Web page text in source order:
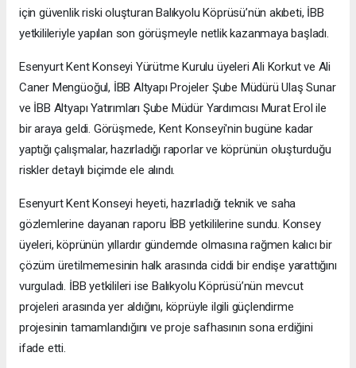
için güvenlik riski oluşturan Balıkyolu Köprüsü’nün akıbeti, İBB
yetkilileriyle yapılan son görüşmeyle netlik kazanmaya başladı.
Esenyurt Kent Konseyi Yürütme Kurulu üyeleri Ali Korkut ve Ali
Caner Mengüoğul, İBB Altyapı Projeler Şube Müdürü Ulaş Sunar
ve İBB Altyapı Yatırımları Şube Müdür Yardımcısı Murat Erol ile
bir araya geldi. Görüşmede, Kent Konseyi'nin bugüne kadar
yaptığı çalışmalar, hazırladığı raporlar ve köprünün oluşturduğu
riskler detaylı biçimde ele alındı.
Esenyurt Kent Konseyi heyeti, hazırladığı teknik ve saha
gözlemlerine dayanan raporu İBB yetkililerine sundu. Konsey
üyeleri, köprünün yıllardır gündemde olmasına rağmen kalıcı bir
çözüm üretilmemesinin halk arasında ciddi bir endişe yarattığını
vurguladı. İBB yetkilileri ise Balıkyolu Köprüsü’nün mevcut
projeleri arasında yer aldığını, köprüyle ilgili güçlendirme
projesinin tamamlandığını ve proje safhasının sona erdiğini
ifade etti.